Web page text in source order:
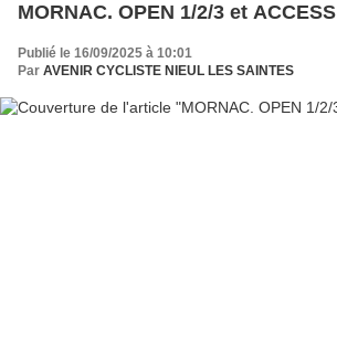
MORNAC. OPEN 1/2/3 et ACCESS
Publié le 16/09/2025 à 10:01
Par AVENIR CYCLISTE NIEUL LES SAINTES